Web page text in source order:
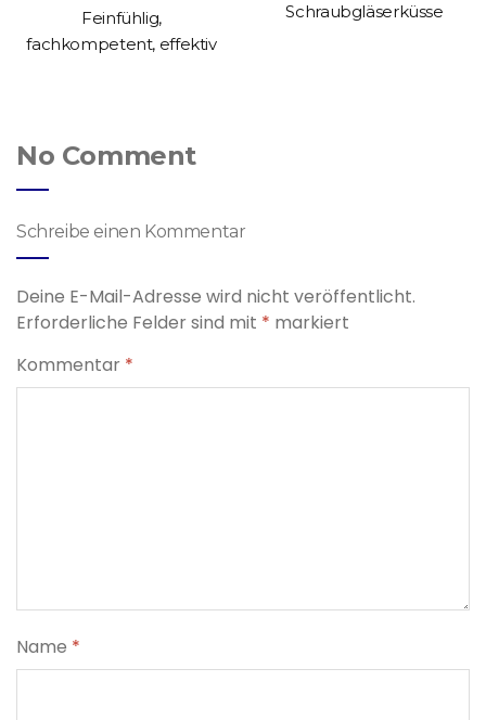
Feinfühlig,
fachkompetent, effektiv
Schraubgläserküsse
No Comment
Schreibe einen Kommentar
Deine E-Mail-Adresse wird nicht veröffentlicht.
Erforderliche Felder sind mit * markiert
Kommentar *
Name *